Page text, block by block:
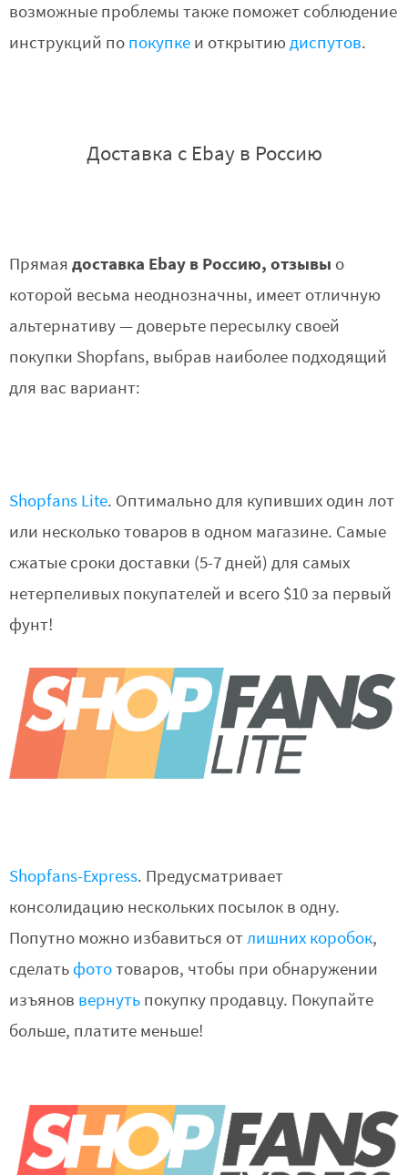
возможные проблемы также поможет соблюдение
инструкций по покупкеи открытию диспутов.
Доставка с Ebay в Россию
Прямая доставка Ebay в Россию, отзывы о
которой весьма неоднозначны, имеет отличную
альтернативу — доверьте пересылку своей
покупки Shopfans, выбрав наиболее подходящий
для вас вариант:
Shopfans Lite. Оптимально для купивших один лот
или несколько товаров в одном магазине. Самые
сжатые сроки доставки (5-7 дней) для самых
нетерпеливых покупателей и всего $10 за первый
фунт!
Shopfans-Express. Предусматривает
консолидацию нескольких посылок в одну.
Попутно можно избавиться отлишних коробок,
сделать фототоваров, чтобы при обнаружении
изъянов вернутьпокупку продавцу. Покупайте
больше, платите меньше!